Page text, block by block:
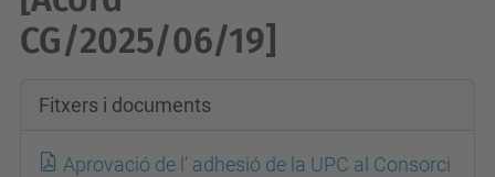
CG/2025/06/19]
Fitxers i documents
Aprovació de l’ adhesió de la UPC al Consorci